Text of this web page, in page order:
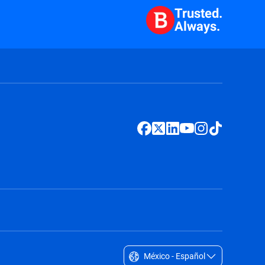
Trusted.
Always.
México - Español